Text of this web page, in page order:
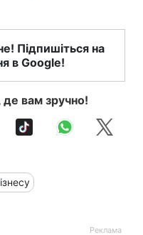
Підпишіться на
в Google!
вам зручно!